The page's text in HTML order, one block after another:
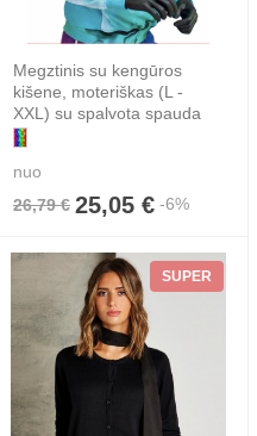
Megztinis su kengūros
kišene, moteriškas (L -
XXL) su spalvota spauda
nuo
26,79 € 25,05 € -6%
SUPER